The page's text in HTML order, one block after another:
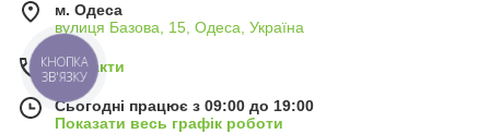
м. Одеса
вулиця Базова, 15, Одеса, Україна
Контакти
Сьогодні працює з 09:00 до 19:00
Показати весь графік роботи
КНОПКА
ЗВ'ЯЗКУ